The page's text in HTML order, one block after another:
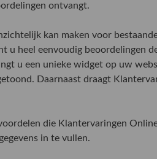
ontvangt.
kan maken voor
u heel eenvoudig beoordelingen
u een unieke widget op uw
Daarnaast draagt
die Klantervaringen
in te vullen.